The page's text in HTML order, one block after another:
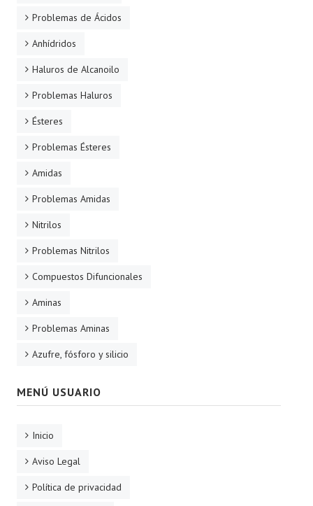
Problemas de Ácidos
Anhídridos
Haluros de Alcanoilo
Problemas Haluros
Ésteres
Problemas Ésteres
Amidas
Problemas Amidas
Nitrilos
Problemas Nitrilos
Compuestos Difuncionales
Aminas
Problemas Aminas
Azufre, fósforo y silicio
MENÚ USUARIO
Inicio
Aviso Legal
Política de privacidad